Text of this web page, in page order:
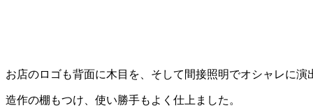
お店のロゴも背面に木目を、そして間接照明でオシャレに演
造作の棚もつけ、使い勝手もよく仕上ました。